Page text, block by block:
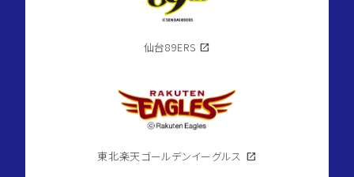
仙台89ERS open_in_new
東北楽天ゴールデンイーグルス open_in_new